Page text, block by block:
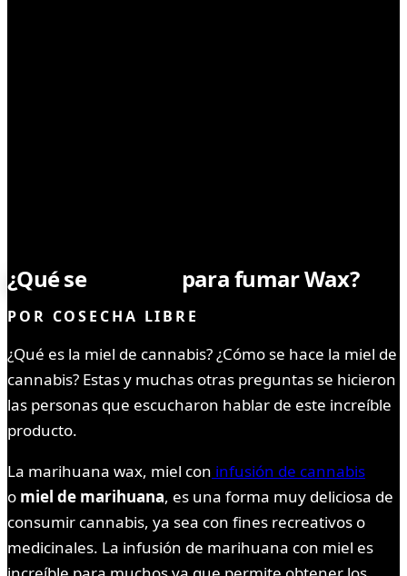
¿Qué se para fumar Wax?
POR COSECHA LIBRE
¿Qué es la miel de cannabis? ¿Cómo se hace la miel de
cannabis? Estas y muchas otras preguntas se hicieron
las personas que escucharon hablar de este increíble
producto.
La marihuana wax, miel con infusión de cannabis
o miel de marihuana, es una forma muy deliciosa de
consumir cannabis, ya sea con fines recreativos o
medicinales. La infusión de marihuana con miel es